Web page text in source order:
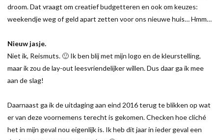
droom. Dat vraagt om creatief budgetteren en ook om keuzes:
weekendje weg of geld apart zetten voor ons nieuwe huis… Hmm…
Nieuw jasje.
Niet ik, Reismuts. 🙂 Ik ben blij met mijn logo en de kleurstelling,
maar ik zou de lay-out leesvriendelijker willen. Dus daar ga ik mee
aan de slag!
Daarnaast ga ik de uitdaging aan eind 2016 terug te blikken op wat
er van deze voornemens terecht is gekomen. Checken hoe cliché
het in mijn geval nou eigenlijk is. Ik heb dit jaar in ieder geval een